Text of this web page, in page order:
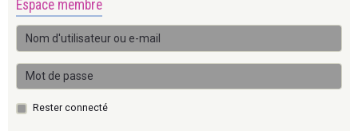
Espace membre
Rester connecté